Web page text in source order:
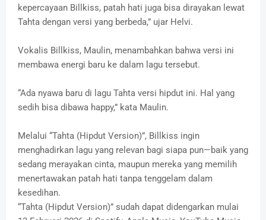
kepercayaan Billkiss, patah hati juga bisa dirayakan lewat
Tahta dengan versi yang berbeda,” ujar Helvi.
Vokalis Billkiss, Maulin, menambahkan bahwa versi ini
membawa energi baru ke dalam lagu tersebut.
“Ada nyawa baru di lagu Tahta versi hipdut ini. Hal yang
sedih bisa dibawa happy,” kata Maulin.
Melalui “Tahta (Hipdut Version)”, Billkiss ingin
menghadirkan lagu yang relevan bagi siapa pun—baik yang
sedang merayakan cinta, maupun mereka yang memilih
menertawakan patah hati tanpa tenggelam dalam
kesedihan.
“Tahta (Hipdut Version)” sudah dapat didengarkan mulai